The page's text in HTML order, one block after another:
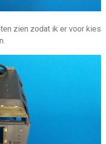
zien zodat ik er voor kies